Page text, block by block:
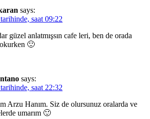
says:
saat 09:22
güzel anlatmışsın cafe leri, ben de orada
🙂
says:
saat 22:32
Arzu Hanım. Siz de olursunuz oralarda ve
umarım 🙂